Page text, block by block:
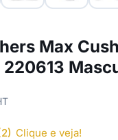
Max
Clique e veja!